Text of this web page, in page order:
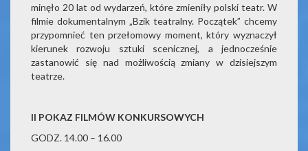
minęło 20 lat od wydarzeń, które zmieniły polski teatr. W
filmie dokumentalnym „Bzik teatralny. Początek” chcemy
przypomnieć ten przełomowy moment, który wyznaczył
kierunek rozwoju sztuki scenicznej, a jednocześnie
zastanowić się nad możliwością zmiany w dzisiejszym
teatrze.
II POKAZ FILMÓW KONKURSOWYCH
GODZ. 14.00 – 16.00